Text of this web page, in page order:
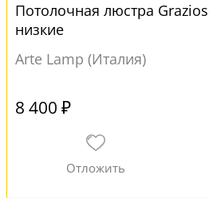
Потолочная люстра
низкие
Arte Lamp (Италия)
8 400 ₽